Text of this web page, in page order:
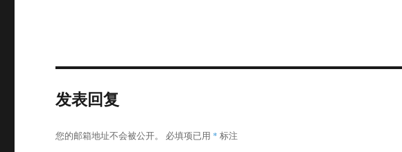
发表回复
您的邮箱地址不会被公开。 必填项已用 * 标注